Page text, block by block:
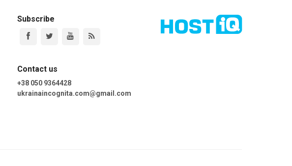
Subscribe
Contact us
+38 050 9364428
ukrainaincognita.com@gmail.com